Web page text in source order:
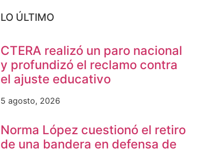
LO ÚLTIMO
CTERA realizó un paro nacional
y profundizó el reclamo contra
el ajuste educativo
5 agosto, 2026
Norma López cuestionó el retiro
de una bandera en defensa de